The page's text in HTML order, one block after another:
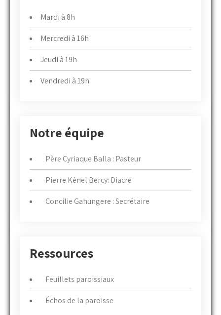
Mardi à 8h
Mercredi à 16h
Jeudi à 19h
Vendredi à 19h
Notre équipe
Père Cyriaque Balla : Pasteur
Pierre Kénel Bercy: Diacre
Concilie Gahungere : Secrétaire
Ressources
Feuillets paroissiaux
Échos de la paroisse